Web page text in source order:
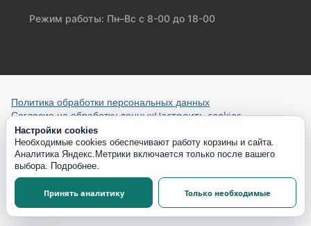
Режим работы: Пн–Вс с 8-00 до 18-00
Политика обработки персональных данных
Согласие на обработку данныхНастроить cookies
Настройки cookies
Необходимые cookies обеспечивают работу корзины и сайта.
Аналитика Яндекс.Метрики включается только после вашего
выбора. Подробнее.
Принять аналитику Только необходимые